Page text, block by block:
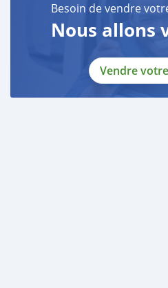
Besoin de vendre
Nous allons
Vendre